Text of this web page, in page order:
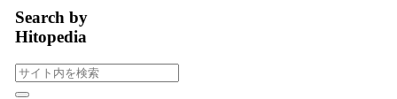
Search by
Hitopedia